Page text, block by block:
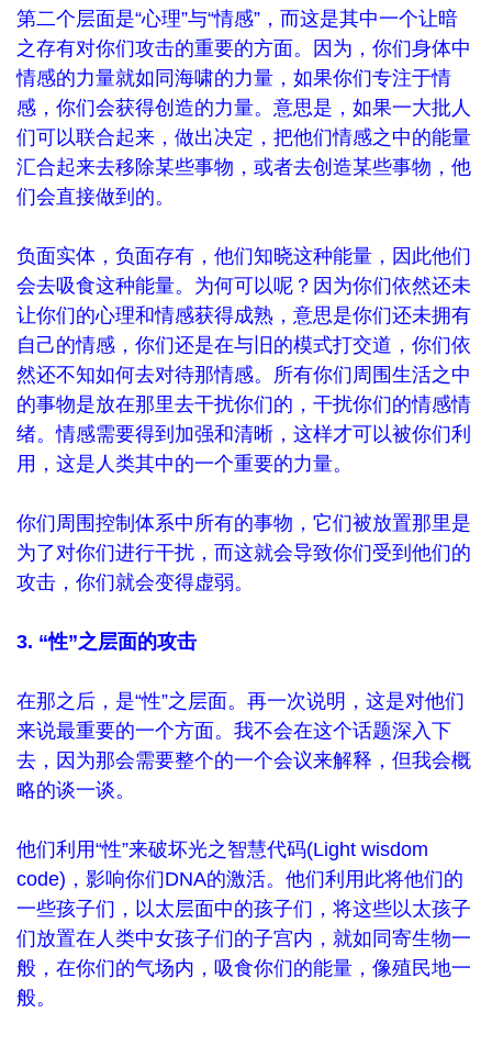
第二个层面是“心理”与“情感”，而这是其中一个让暗
之存有对你们攻击的重要的方面。因为，你们身体中
情感的力量就如同海啸的力量，如果你们专注于情
感，你们会获得创造的力量。意思是，如果一大批人
们可以联合起来，做出决定，把他们情感之中的能量
汇合起来去移除某些事物，或者去创造某些事物，他
们会直接做到的。
负面实体，负面存有，他们知晓这种能量，因此他们
会去吸食这种能量。为何可以呢？因为你们依然还未
让你们的心理和情感获得成熟，意思是你们还未拥有
自己的情感，你们还是在与旧的模式打交道，你们依
然还不知如何去对待那情感。所有你们周围生活之中
的事物是放在那里去干扰你们的，干扰你们的情感情
绪。情感需要得到加强和清晰，这样才可以被你们利
用，这是人类其中的一个重要的力量。
你们周围控制体系中所有的事物，它们被放置那里是
为了对你们进行干扰，而这就会导致你们受到他们的
攻击，你们就会变得虚弱。
3. “性”之层面的攻击
在那之后，是“性”之层面。再一次说明，这是对他们
来说最重要的一个方面。我不会在这个话题深入下
去，因为那会需要整个的一个会议来解释，但我会概
略的谈一谈。
他们利用“性”来破坏光之智慧代码(Light wisdom
code)，影响你们DNA的激活。他们利用此将他们的
一些孩子们，以太层面中的孩子们，将这些以太孩子
们放置在人类中女孩子们的子宫内，就如同寄生物一
般，在你们的气场内，吸食你们的能量，像殖民地一
般。